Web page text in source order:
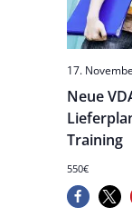
Neue
Training
17.
550€